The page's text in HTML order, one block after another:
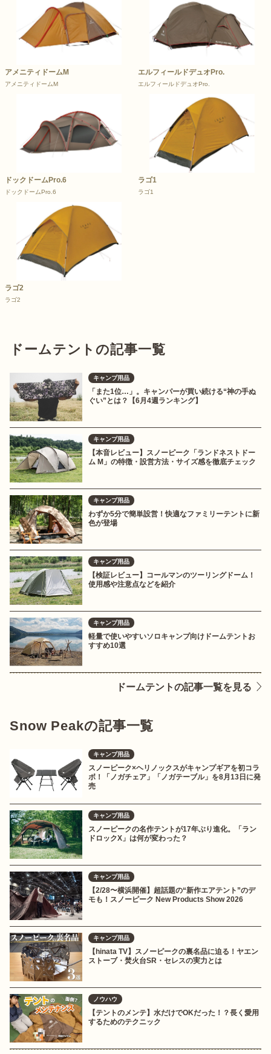
アメニティドームM
アメニティドームM
エルフィールドデュオPro.
エルフィールドデュオPro.
ドックドームPro.6
ドックドームPro.6
ラゴ1
ラゴ1
ラゴ2
ラゴ2
ドームテントの記事一覧
キャンプ用品
「また1位…」。キャンパーが買い続ける“神の手ぬ
ぐい”とは？【6月4週ランキング】
キャンプ用品
【本音レビュー】スノーピーク「ランドネストドー
ム M」の特徴・設営方法・サイズ感を徹底チェック
キャンプ用品
わずか5分で簡単設営！快適なファミリーテントに新
色が登場
キャンプ用品
【検証レビュー】コールマンのツーリングドーム！
使用感や注意点などを紹介
キャンプ用品
軽量で使いやすいソロキャンプ向けドームテントお
すすめ10選
ドームテントの記事一覧を見る
Snow Peakの記事一覧
キャンプ用品
スノーピーク×ヘリノックスがキャンプギアを初コラ
ボ！「ノガチェア」「ノガテーブル」を8月13日に発
売
キャンプ用品
スノーピークの名作テントが17年ぶり進化。「ラン
ドロックX」は何が変わった？
キャンプ用品
【2/28〜横浜開催】超話題の“新作エアテント”のデ
モも！スノーピーク New Products Show 2026
キャンプ用品
【hinata TV】スノーピークの裏名品に迫る！ヤエン
ストーブ・焚火台SR・セレスの実力とは
ノウハウ
【テントのメンテ】水だけでOKだった！？長く愛用
するためのテクニック